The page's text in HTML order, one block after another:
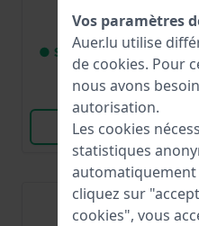
45,00 €
● Seulement 1 en stock
Comparer
Voir les produits
Vos paramètres
Auer.lu utilise
de cookies. Pour
nous avons
autorisation.
Les cookies
statistiques
automatiquement
cliquez sur
cookies", vous